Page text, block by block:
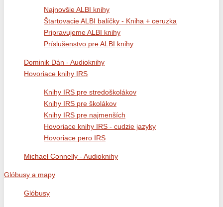
Najnovšie ALBI knihy
Štartovacie ALBI balíčky - Kniha + ceruzka
Pripravujeme ALBI knihy
Príslušenstvo pre ALBI knihy
Dominik Dán - Audioknihy
Hovoriace knihy IRS
Knihy IRS pre stredoškolákov
Knihy IRS pre školákov
Knihy IRS pre najmenších
Hovoriace knihy IRS - cudzie jazyky
Hovoriace pero IRS
Michael Connelly - Audioknihy
Glóbusy a mapy
Glóbusy